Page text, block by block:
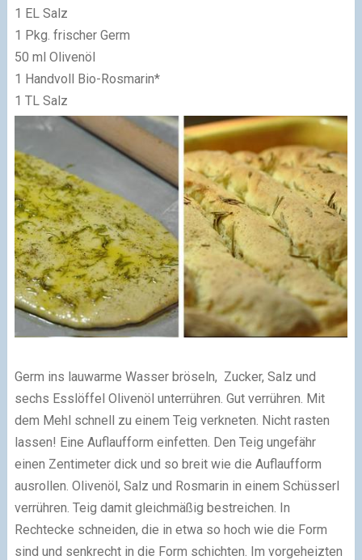
1 EL Salz
1 Pkg. frischer Germ
50 ml Olivenöl
1 Handvoll Bio-Rosmarin*
1 TL Salz
Germ ins lauwarme Wasser bröseln, Zucker, Salz und
sechs Esslöffel Olivenöl unterrühren. Gut verrühren. Mit
dem Mehl schnell zu einem Teig verkneten. Nicht rasten
lassen! Eine Auflaufform einfetten. Den Teig ungefähr
einen Zentimeter dick und so breit wie die Auflaufform
ausrollen. Olivenöl, Salz und Rosmarin in einem Schüsserl
verrühren. Teig damit gleichmäßig bestreichen. In
Rechtecke schneiden, die in etwa so hoch wie die Form
sind und senkrecht in die Form schichten. Im vorgeheizten